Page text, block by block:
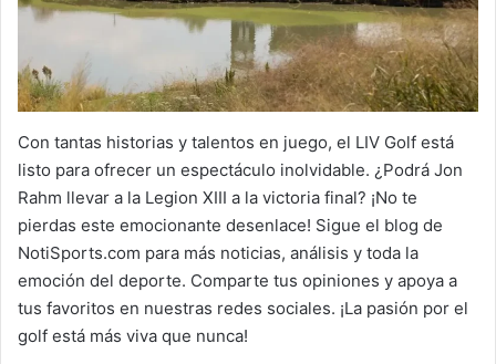
Con tantas historias y talentos en juego, el LIV Golf está
listo para ofrecer un espectáculo inolvidable. ¿Podrá Jon
Rahm llevar a la Legion XIII a la victoria final? ¡No te
pierdas este emocionante desenlace! Sigue el blog de
NotiSports.com para más noticias, análisis y toda la
emoción del deporte. Comparte tus opiniones y apoya a
tus favoritos en nuestras redes sociales. ¡La pasión por el
golf está más viva que nunca!